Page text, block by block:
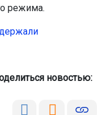
режима.
новостью: